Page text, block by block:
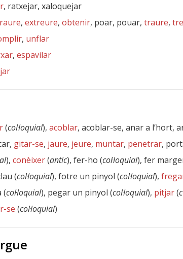
, ratxejar, xaloquejar
, extreure, obtenir, poar, pouar, traure,
, unflar
, espavilar
(col·loquial), acoblar, acoblar-se, anar a l’hort,
gitar-se, jaure, jeure, muntar, penetrar,
), conèixer(antic), fer-ho (col·loquial), fer
(col·loquial), fotre un pinyol (col·loquial),
(col·loquial), pegar un pinyol (col·loquial), pitjar(
se (col·loquial)